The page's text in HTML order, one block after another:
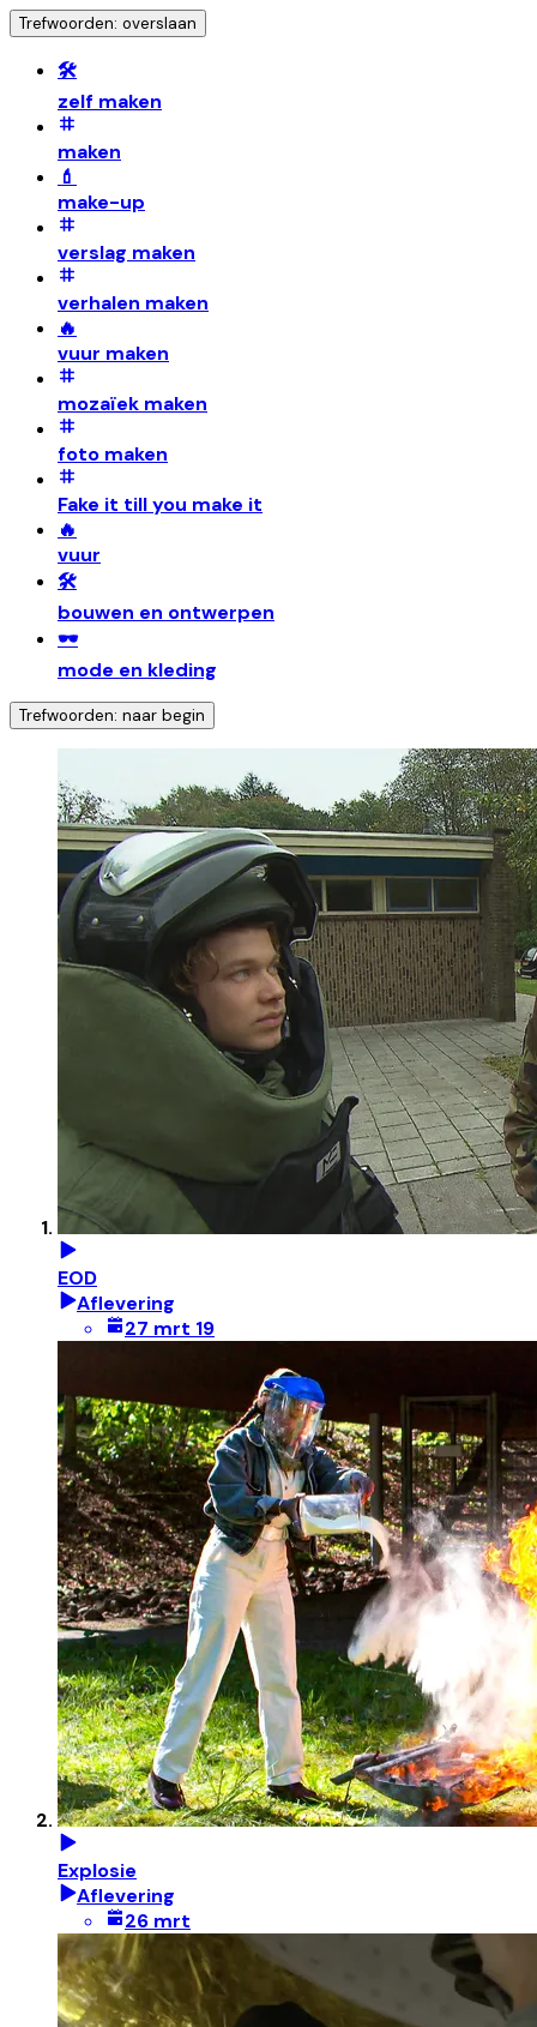
Trefwoorden: overslaan
🛠️
zelf maken
maken
💄
make-up
verslag maken
verhalen maken
🔥
vuur maken
mozaïek maken
foto maken
Fake it till you make it
🔥
vuur
🛠️
bouwen en ontwerpen
🕶️
mode en kleding
Trefwoorden: naar begin
EOD
Aflevering
27 mrt 19
Explosie
Aflevering
26 mrt